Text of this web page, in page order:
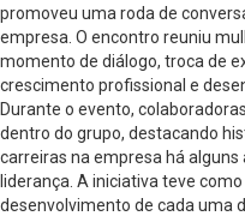
promoveu uma roda de
empresa. O encontro reuniu
momento de diálogo, troca de
crescimento profissional e
Durante o evento,
dentro do grupo, destacando
carreiras na empresa há
liderança. A iniciativa teve
desenvolvimento de cada uma